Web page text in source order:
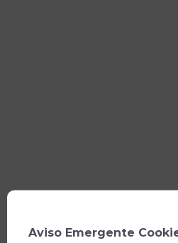
Aviso Emergente